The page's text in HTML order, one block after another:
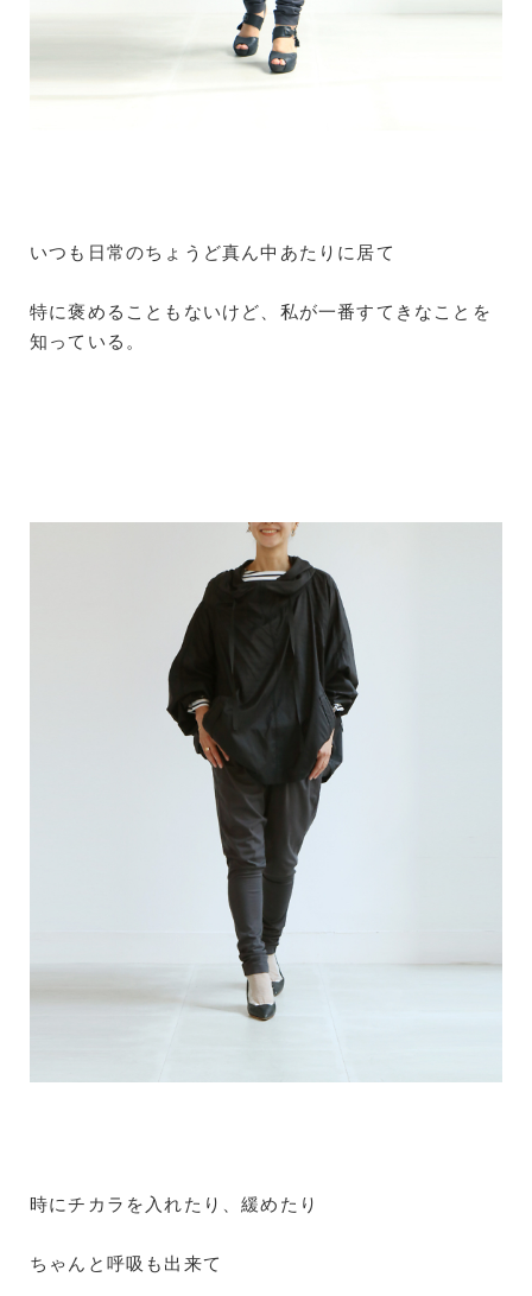
いつも日常のちょうど真ん中あたりに居て
特に褒めることもないけど、私が一番すてきなことを
知っている。
時にチカラを入れたり、緩めたり
ちゃんと呼吸も出来て